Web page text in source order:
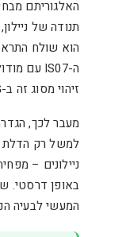
האלגוריתם
תנודה של
הוא שולח
זיהוי מסוג זה ב-4G עצמאי.
מעבר לכך,
למשל רק הדלת
ניילונים –
באופן דרסטי.
המעשי לבעיה